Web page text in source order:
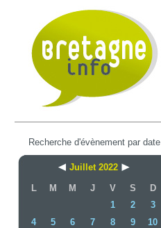
Recherche d'évènement par date
Juillet 2022
L
M M J V S
D
1
2
3
4
5 6 7 8 9
10